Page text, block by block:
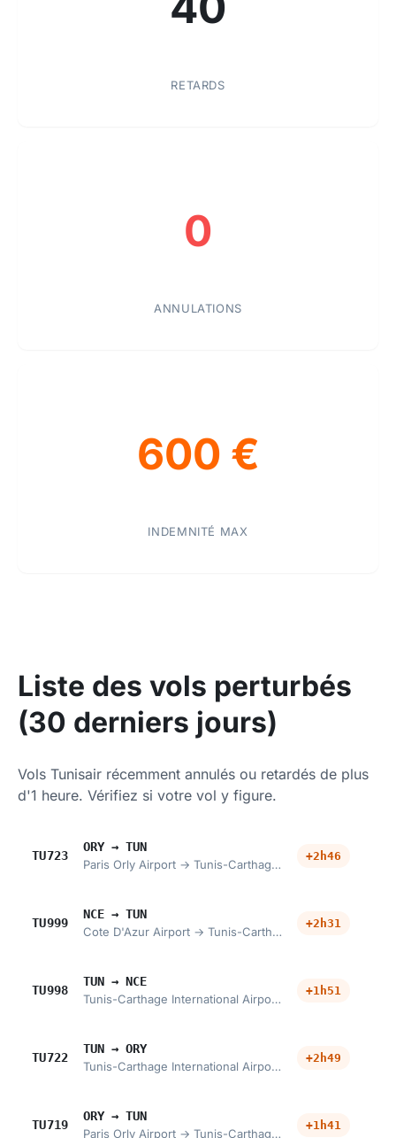
RETARDS
0
ANNULATIONS
600 €
INDEMNITÉ MAX
Liste des vols perturbés
(30 derniers jours)
Vols Tunisair récemment annulés ou retardés de plus
d'1 heure. Vérifiez si votre vol y figure.
TU723
ORY → TUN
Paris Orly Airport → Tunis-Carthage International Airport
+2h46
TU999
NCE → TUN
Cote D'Azur Airport → Tunis-Carthage International Airport
+2h31
TU998
TUN → NCE
Tunis-Carthage International Airport → Cote D'Azur Airport
+1h51
TU722
TUN → ORY
Tunis-Carthage International Airport → Paris Orly Airport
+2h49
TU719
ORY → TUN
Paris Orly Airport → Tunis-Carthage International Airport
+1h41